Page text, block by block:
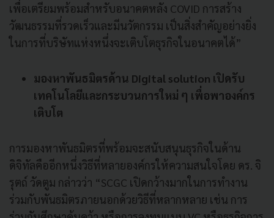
เพื่อเตรียมพร้อมสำหรับอนาคตหลัง COVID การสร้าง
วัฒนธรรมที่รวดเร็วและมีนวัตกรรม เป็นสิ่งสำคัญอย่างยิ่ง
ในการที่บริษัทแห่งหนึ่งจะเติบโตธุรกิจในอนาคตได้”
มองหาพันธมิตรด้าน Digital solution เปิดรับ
เทคโนโลยีและกระบวนการใหม่ ๆ เพื่อพาองค์กร
เติบโต
การมองหาพันธมิตรที่พร้อมจะสนับสนุนธุรกิจในด้าน
ดิจิทัลคืออีกหนึ่งวิธีที่หลายองค์กรให้ความสนใจโดย ดร. จิ
รุตถ์ วัดตูม กล่าวว่า “SCGC เปิดกว้างมากในการทำงาน
ร่วมกับพันธมิตรภายนอกด้วยวิธีที่หลากหลาย เช่น การ